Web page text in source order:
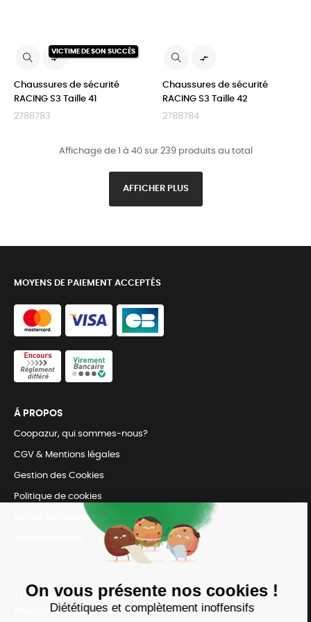
VICTIME DE SON SUCCÈS

Chaussures de sécurité
RACING S3 Taille 41
2788783

Chaussures de sécurité
RACING S3 Taille 42
2788784
Affichage de 1 à 40 sur 239 produits au total
AFFICHER PLUS
MOYENS DE PAIEMENT ACCEPTÉS
Á PROPOS
Coopazur, qui sommes-nous?
CGV & Mentions légales
Gestion des Cookies
Politique de cookies
Retrait en magasin et livraison
TOUJOURS Á VOS CÔTÉS
Nous sommes connectés